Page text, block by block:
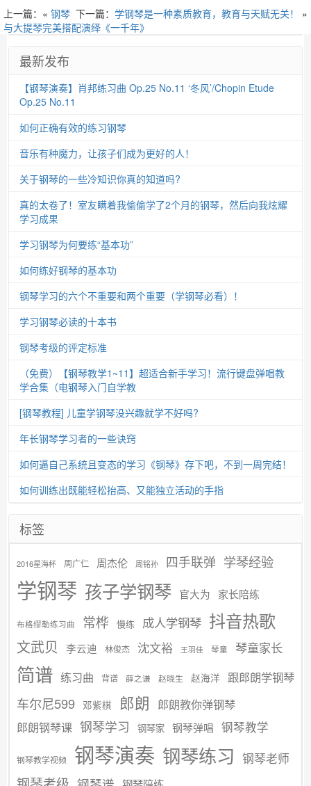
下一篇： 学钢琴是一种素质教育，教育与天赋无关！ »
上一篇：« 钢琴
与大提琴完美搭配演绎《一千年》
最新发布
【钢琴演奏】肖邦练习曲 Op.25 No.11 ‘冬风’/Chopin Etude
Op.25 No.11
如何正确有效的练习钢琴
音乐有种魔力，让孩子们成为更好的人！
关于钢琴的一些冷知识你真的知道吗?
真的太卷了！室友瞒着我偷偷学了2个月的钢琴，然后向我炫耀
学习成果
学习钢琴为何要练“基本功”
如何练好钢琴的基本功
钢琴学习的六个不重要和两个重要（学钢琴必看）！
学习钢琴必读的十本书
钢琴考级的评定标准
（免费）【钢琴教学1~11】超适合新手学习！流行键盘弹唱教
学合集（电钢琴入门自学教
[钢琴教程] 儿童学钢琴没兴趣就学不好吗?
年长钢琴学习者的一些诀窍
如何逼自己系统且变态的学习《钢琴》存下吧，不到一周完结！
如何训练出既能轻松抬高、又能独立活动的手指
标签
2016星海杯 周广仁 周杰伦 周铭孙 四手联弹 学琴经验
学钢琴 孩子学钢琴 官大为 家长陪练
布格缪勒练习曲 常桦 慢练 成人学钢琴 抖音热歌
文武贝 李云迪 林俊杰 沈文裕 王羽佳 琴童 琴童家长
简谱 练习曲 背谱 薛之谦 赵晓生 赵海洋 跟郎朗学钢琴
车尔尼599 邓紫棋 郎朗 郎朗教你弹钢琴
郎朗钢琴课 钢琴学习 钢琴家 钢琴弹唱 钢琴教学
钢琴教学视频 钢琴演奏 钢琴练习 钢琴老师